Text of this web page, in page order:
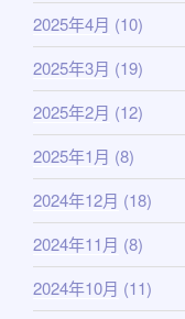
2025年4月 (10)
2025年3月 (19)
2025年2月 (12)
2025年1月 (8)
2024年12月 (18)
2024年11月 (8)
2024年10月 (11)